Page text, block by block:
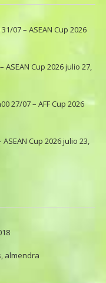
07 – ASEAN Cup 2026
ASEAN Cup 2026julio 27,
27/07 – AFF Cup 2026
Cup 2026julio 23,
almendra